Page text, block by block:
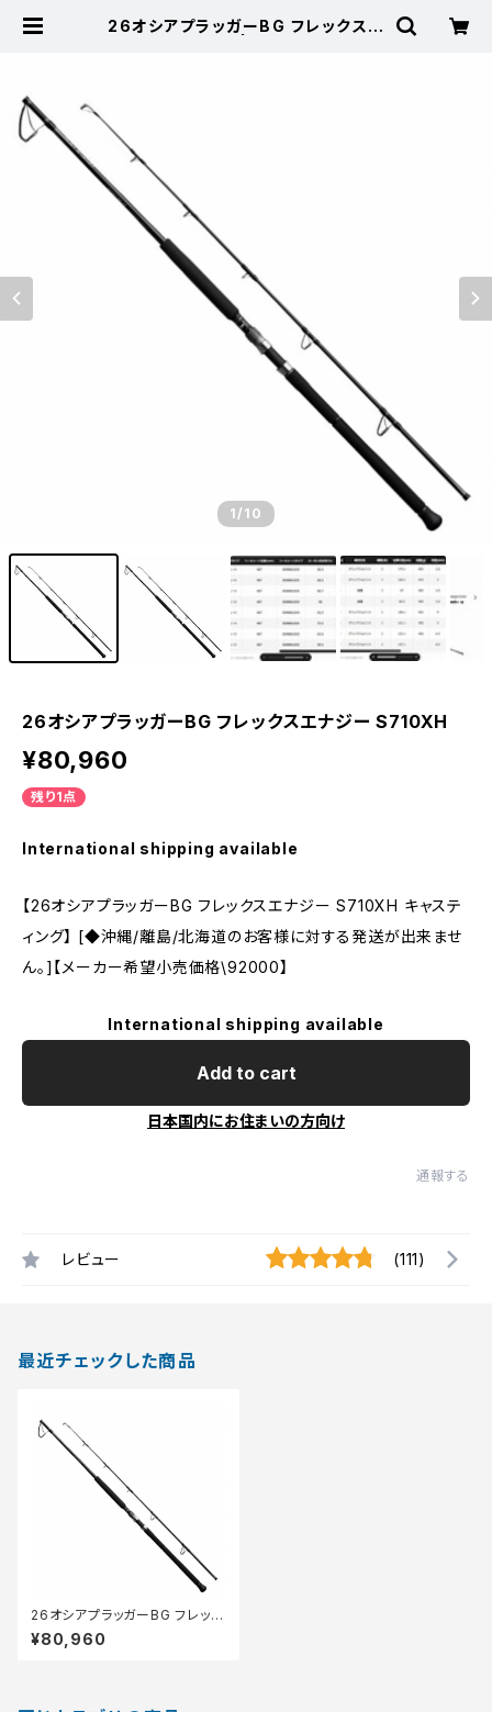
26オシアプラッガーBG フレックスエ
1/10
26オシアプラッガーBG フレックスエナジー S710XH
¥80,960
残り1点
International shipping available
【26オシアプラッガーBG フレックスエナジー S710XH キャステ
ィング】 [◆沖縄/離島/北海道のお客様に対する発送が出来ませ
ん。]【メーカー希望小売価格\92000】
International shipping available
Add to cart
日本国内にお住まいの方向け
通報する
レビュー (111)
最近チェックした商品
26オシアプラッガーBG フレック
スエナジー S710XH
¥80,960